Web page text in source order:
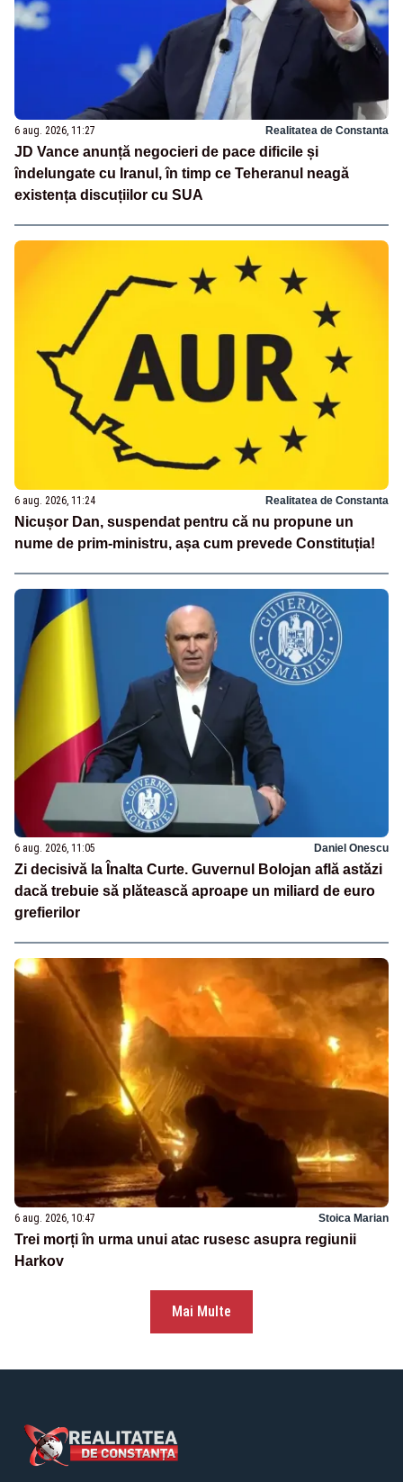
6 aug. 2026, 11:27 Realitatea de Constanta
JD Vance anunță negocieri de pace dificile și
îndelungate cu Iranul, în timp ce Teheranul neagă
existența discuțiilor cu SUA
6 aug. 2026, 11:24 Realitatea de Constanta
Nicușor Dan, suspendat pentru că nu propune un
nume de prim-ministru, așa cum prevede Constituția!
6 aug. 2026, 11:05 Daniel Onescu
Zi decisivă la Înalta Curte. Guvernul Bolojan află astăzi
dacă trebuie să plătească aproape un miliard de euro
grefierilor
6 aug. 2026, 10:47 Stoica Marian
Trei morți în urma unui atac rusesc asupra regiunii
Harkov
Mai Multe